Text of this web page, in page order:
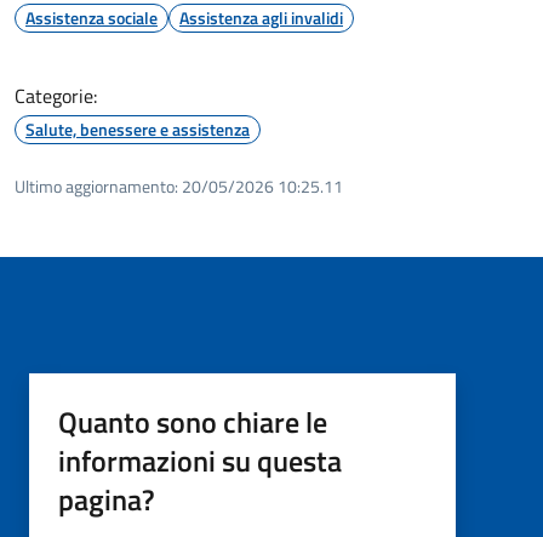
Assistenza sociale Assistenza agli invalidi
Categorie:
Salute, benessere e assistenza
Ultimo aggiornamento: 20/05/2026 10:25.11
Quanto sono chiare le
informazioni su questa
pagina?